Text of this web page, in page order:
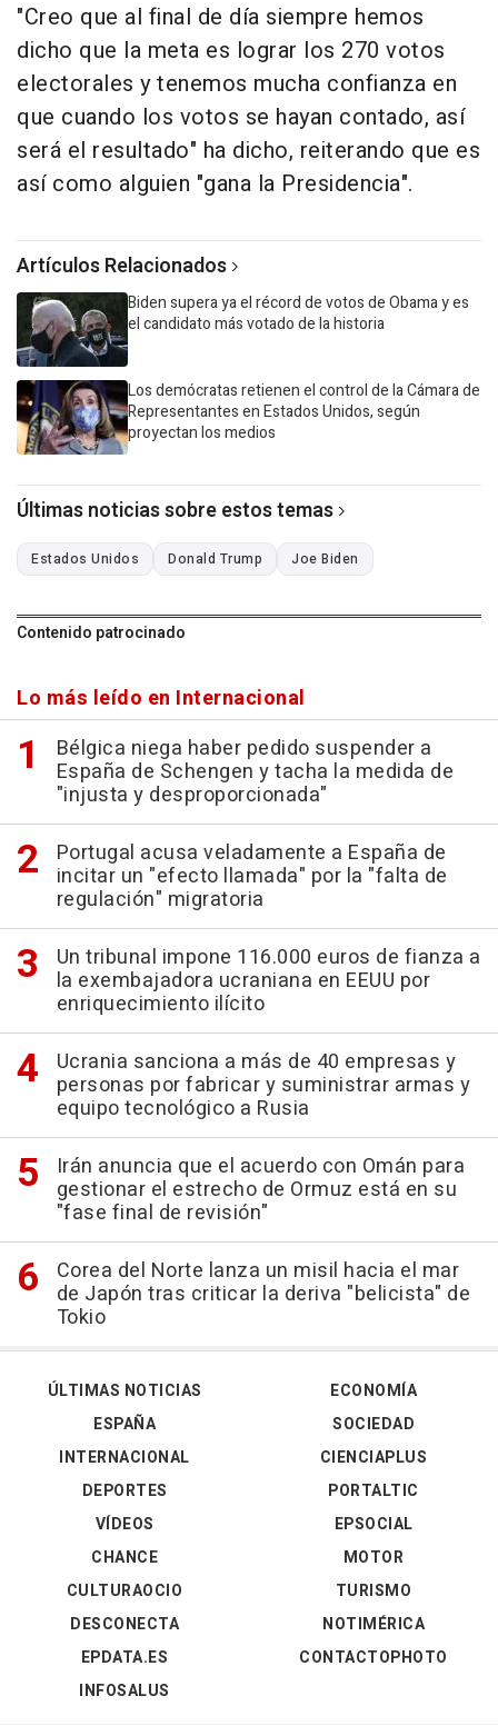
"Creo que al final de día siempre hemos
dicho que la meta es lograr los 270 votos
electorales y tenemos mucha confianza en
que cuando los votos se hayan contado, así
será el resultado" ha dicho, reiterando que es
así como alguien "gana la Presidencia".
Artículos Relacionados
Biden supera ya el récord de votos de Obama y es
el candidato más votado de la historia
Los demócratas retienen el control de la Cámara de
Representantes en Estados Unidos, según
proyectan los medios
Últimas noticias sobre estos temas
Estados Unidos Donald Trump Joe Biden
Contenido patrocinado
Lo más leído en Internacional
Bélgica niega haber pedido suspender a
España de Schengen y tacha la medida de
"injusta y desproporcionada"
Portugal acusa veladamente a España de
incitar un "efecto llamada" por la "falta de
regulación" migratoria
Un tribunal impone 116.000 euros de fianza a
la exembajadora ucraniana en EEUU por
enriquecimiento ilícito
Ucrania sanciona a más de 40 empresas y
personas por fabricar y suministrar armas y
equipo tecnológico a Rusia
Irán anuncia que el acuerdo con Omán para
gestionar el estrecho de Ormuz está en su
"fase final de revisión"
Corea del Norte lanza un misil hacia el mar
de Japón tras criticar la deriva "belicista" de
Tokio
ÚLTIMAS NOTICIAS
ESPAÑA
INTERNACIONAL
DEPORTES
VÍDEOS
ECONOMÍA
SOCIEDAD
CIENCIAPLUS
PORTALTIC
EPSOCIAL
CHANCE
CULTURAOCIO
DESCONECTA
EPDATA.ES
INFOSALUS
MOTOR
TURISMO
NOTIMÉRICA
CONTACTOPHOTO